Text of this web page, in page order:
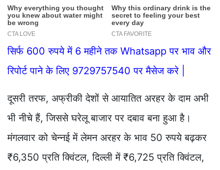
सिर्फ 600 रुपये में 6 महीने तक Whatsapp पर भाव और
रिपोर्ट पाने के लिए 9729757540 पर मैसेज करे |
दूसरी तरफ, अफ्रीकी देशों से आयातित अरहर के दाम अभी
भी नीचे हैं, जिससे घरेलू बाजार पर दबाव बना हुआ है।
मंगलवार को चेन्नई में लेमन अरहर के भाव 50 रुपये बढ़कर
₹6,350 प्रति क्विंटल, दिल्ली में ₹6,725 प्रति क्विंटल,